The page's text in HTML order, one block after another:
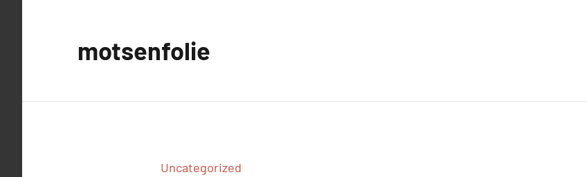
motsenfolie
Uncategorized